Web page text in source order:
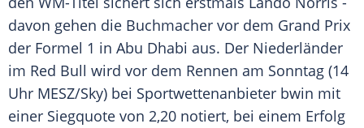
davon gehen die Buchmacher vor dem Grand Prix
der Formel 1 in Abu Dhabi aus. Der Niederländer
im Red Bull wird vor dem Rennen am Sonntag (14
Uhr MESZ/Sky) bei Sportwettenanbieter bwin mit
einer Siegquote von 2,20 notiert, bei einem Erfolg